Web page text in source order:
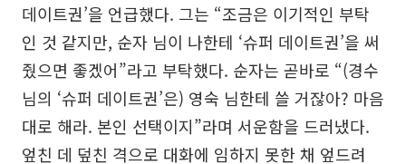
데이트권’을 언급했다. 그는 “조금은 이기적인 부탁
인 것 같지만, 순자 님이 나한테 ‘슈퍼 데이트권’을 써
줬으면 좋겠어”라고 부탁했다. 순자는 곧바로 “(경수
님의 ‘슈퍼 데이트권’은) 영숙 님한테 쓸 거잖아? 마음
대로 해라. 본인 선택이지”라며 서운함을 드러냈다.
엎친 데 덮친 격으로 대화에 임하지 못한 채 엎드려